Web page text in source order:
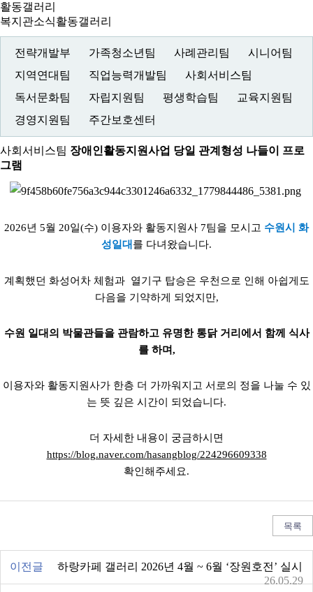
활동갤러리
복지관소식활동갤러리
전략개발부 가족청소년팀 사례관리팀
시니어팀
지역연대팀
직업능력개발팀
사회서비스팀
독서문화팀
자립지원팀 평생학습팀
교육지원팀
경영지원팀
주간보호센터
사회서비스팀 장애인활동지원사업 당일 관계형성 나들이 프로
그램
2026년 5월 20일(수) 이용자와 활동지원사 7팀을 모시고 수원시 화
성일대 를 다녀왔습니다.
계획했던 화성어차 체험과 열기구 탑승은 우천으로 인해 아쉽게도
다음을 기약하게 되었지만,
수원 일대의 박물관들을 관람하고 유명한 통닭 거리에서 함께 식사
를 하며,
이용자와 활동지원사가 한층 더 가까워지고 서로의 정을 나눌 수 있
는 뜻 깊은 시간이 되었습니다.
더 자세한 내용이 궁금하시면
https://blog.naver.com/hasangblog/224296609338
확인해주세요.
목록
이전글
하랑카페 갤러리 2026년 4월 ~ 6월 ‘장원호전’ 실시
26.05.29